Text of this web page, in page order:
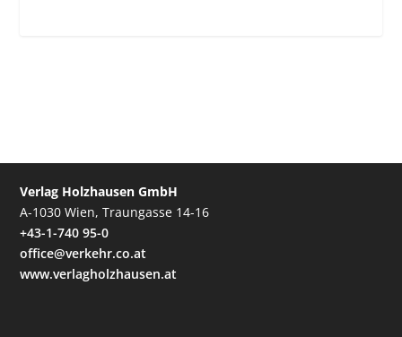
Verlag Holzhausen GmbH
A-1030 Wien, Traungasse 14-16
+43-1-740 95-0
office@verkehr.co.at
www.verlagholzhausen.at